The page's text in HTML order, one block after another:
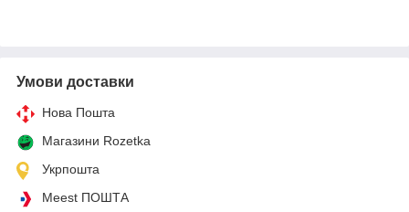
Умови доставки
Нова Пошта
Магазини Rozetka
Укрпошта
Meest ПОШТА